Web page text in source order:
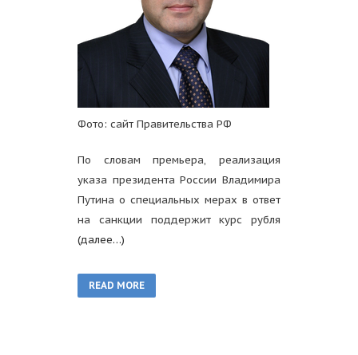
Фото: сайт Правительства РФ
По словам премьера, реализация
указа президента России Владимира
Путина о специальных мерах в ответ
на санкции поддержит курс рубля
(далее…)
READ MORE